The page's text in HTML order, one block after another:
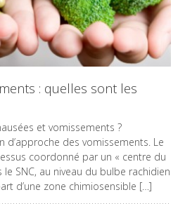
: quelles sont les
et vomissements ?
d’approche des vomissements. Le
coordonné par un « centre du
SNC, au niveau du bulbe rachidien
d’une zone chimiosensible […]